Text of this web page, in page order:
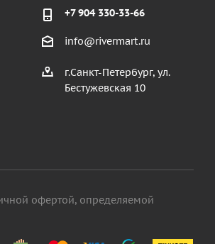
+7 904 330-33-66
info@rivermart.ru
г.Санкт-Петербург, ул.
Бестужевская 10
офертой, определяемой